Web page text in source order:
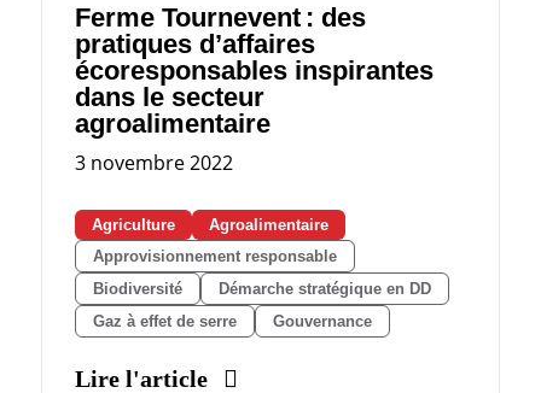
Ferme Tournevent : des
pratiques d’affaires
écoresponsables inspirantes
dans le secteur
agroalimentaire
3 novembre 2022
Agriculture
Agroalimentaire
Approvisionnement responsable
Biodiversité
Démarche stratégique en DD
Gaz à effet de serre
Gouvernance
Lire l'article